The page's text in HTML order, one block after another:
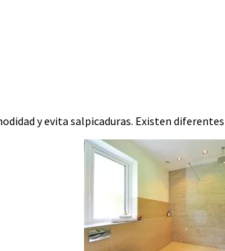
y evita salpicaduras. Existen